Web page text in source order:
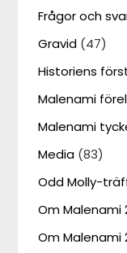
Frågor och
Gravid (47)
Historiens
Malenami
Malenami
Media (83)
Odd Molly-
Om Malenami
Om Malenami